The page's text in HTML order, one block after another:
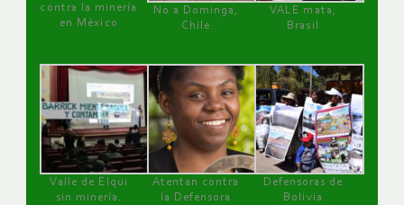
contra la minería
en México
No a Dominga,
Chile
VALE mata,
Brasil
Valle de Elqui
sin minería.
Atentan contra
la Defensora
Defensoras de
Bolivia